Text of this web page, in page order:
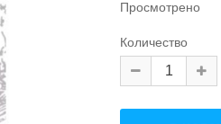
Просмотрено
Количество